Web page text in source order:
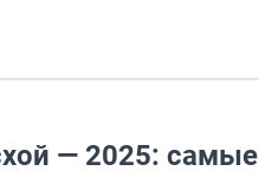
— 2025: самые